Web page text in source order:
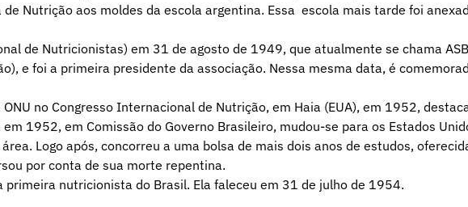
de Nutrição aos moldes da escola argentina. Essa escola mais tarde foi
de Nutricionistas) em 31 de agosto de 1949, que atualmente se chama
e foi a primeira presidente da associação. Nessa mesma data, é
no Congresso Internacional de Nutrição, em Haia (EUA), em 1952,
1952, em Comissão do Governo Brasileiro, mudou-se para os Estados
Logo após, concorreu a uma bolsa de mais dois anos de estudos,
por conta de sua morte repentina.
primeira nutricionista do Brasil. Ela faleceu em 31 de julho de 1954.